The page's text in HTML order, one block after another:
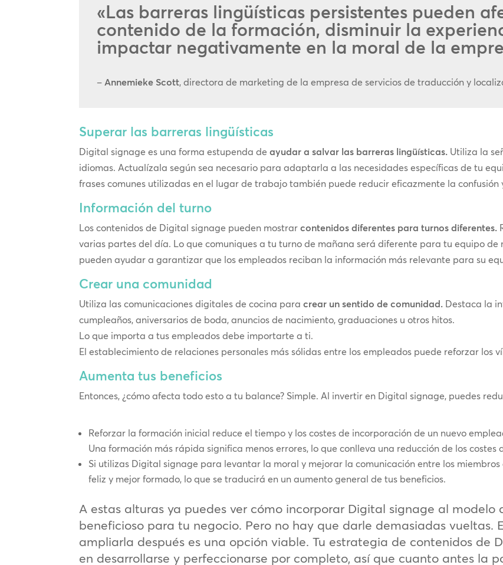
«Las barreras lingüísticas persistentes pueden
contenido de la formación, disminuir la
impactar negativamente en la moral de la
– Annemieke Scott, directora de marketing de la empresa de servicios de traducción y
Superar las barreras lingüísticas
Digital signage es una forma estupenda deayudar a salvar las barreras lingüísticas. Utiliza la
idiomas. Actualízala según sea necesario para adaptarla a las necesidades específicas de tu
frases comunes utilizadas en el lugar de trabajo también puede reducir eficazmente la confusión
Información del turno
Los contenidos de Digital signage pueden mostrarcontenidos diferentes para turnos diferentes.
varias partes del día. Lo que comuniques a tu turno de mañana será diferente para tu equipo de
pueden ayudar a garantizar que los empleados reciban la información más relevante para su
Crear una comunidad
Utiliza las comunicaciones digitales de cocina paracrear un sentido de comunidad. Destaca la
cumpleaños, aniversarios de boda, anuncios de nacimiento, graduaciones u otros hitos.
Lo que importa a tus empleados debe importarte a ti.
El establecimiento de relaciones personales más sólidas entre los empleados puede reforzar los
Aumenta tus beneficios
Entonces, ¿cómo afecta todo esto a tu balance? Simple. Al invertir en Digital signage, puedes
Reforzar la formación inicial reduce el tiempo y los costes de incorporación de un nuevo
Una formación más rápida significa menos errores, lo que conlleva una reducción de los
Si utilizas Digital signage para levantar la moral y mejorar la comunicación entre los
feliz y mejor formado, lo que se traducirá en un aumento general de tus beneficios.
A estas alturas ya puedes ver cómo incorporar Digital signage al
beneficioso para tu negocio. Pero no hay que darle demasiadas vueltas.
ampliarla después es una opción viable. Tu estrategia de contenidos de
en desarrollarse y perfeccionarse por completo, así que cuanto antes la